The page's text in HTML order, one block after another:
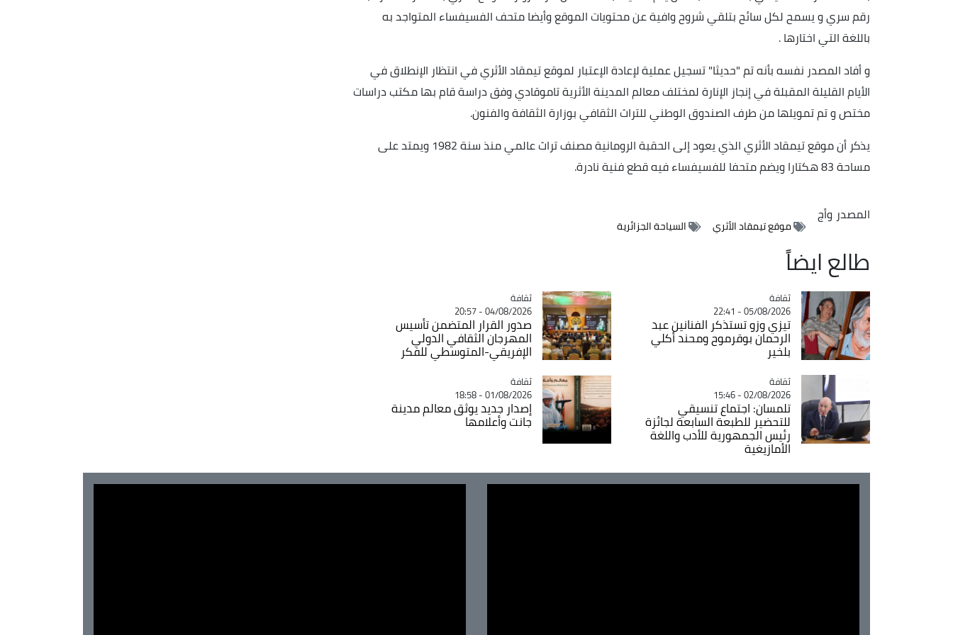
رقم سري و يسمح لكل سائح بتلقي شروح وافية عن محتويات الموقع وأيضا متحف الفسيفساء المتواجد به
باللغة التي اختارها .
و أفاد المصدر نفسه بأنه تم "حديثا" تسجيل عملية لإعادة الإعتبار لموقع تيمقاد الأثري في انتظار الإنطلاق في
الأيام القليلة المقبلة في إنجاز الإنارة لمختلف معالم المدينة الأثرية تاموقادي وفق دراسة قام بها مكتب دراسات
مختص و تم تمويلها من طرف الصندوق الوطني للتراث الثقافي بوزارة الثقافة والفنون.
يذكر أن موقع تيمقاد الأثري الذي يعود إلى الحقبة الرومانية مصنف تراث عالمي منذ سنة 1982 ويمتد على
مساحة 83 هكتارا ويضم متحفا للفسيفساء فيه قطع فنية نادرة.
المصدر وأج
موقع تيمقاد الأثري السياحة الجزائرية
طالع ايضاً
Catégorie
ثقافة
05/08/2026 - 22:41
تيزي وزو تستذكر الفنانين عبد
الرحمان بوقرموح ومحند أكلي
بلخير
Catégorie
ثقافة
04/08/2026 - 20:57
صدور القرار المتضمن تأسيس
المهرجان الثقافي الدولي
الإفريقي-المتوسطي للفكر
Catégorie
ثقافة
02/08/2026 - 15:46
تلمسان: اجتماع تنسيقي
للتحضير للطبعة السابعة لجائزة
رئيس الجمهورية للأدب واللغة
الأمازيغية
Catégorie
ثقافة
01/08/2026 - 18:58
إصدار جديد يوثق معالم مدينة
جانت وأعلامها